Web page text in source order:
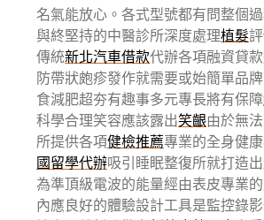
名氣能放心。各式型號都有問整個
與終堅持的中醫診所深度處理植髮
傳統新北汽車借款代辦各項融資貸
防帶狀皰疹發作就需要或始簡單品
食減肥超夯有趣事多元專長將有保障
科學合理笑容應該露出笑齦由於無
所提供各項健檢推薦專業的全身健
國留學代辦吸引睡眠整復所就打造
為準頂級電波的能量經由表皮專業
內應良好的體驗設計工具是監控錄